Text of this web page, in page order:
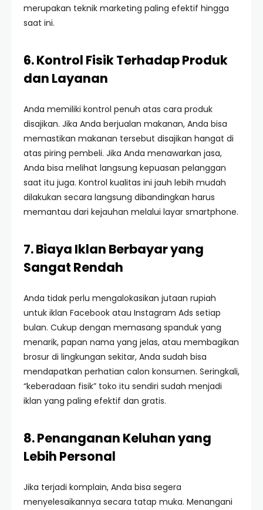
merupakan teknik marketing paling efektif hingga
saat ini.
6. Kontrol Fisik Terhadap Produk
dan Layanan
Anda memiliki kontrol penuh atas cara produk
disajikan. Jika Anda berjualan makanan, Anda bisa
memastikan makanan tersebut disajikan hangat di
atas piring pembeli. Jika Anda menawarkan jasa,
Anda bisa melihat langsung kepuasan pelanggan
saat itu juga. Kontrol kualitas ini jauh lebih mudah
dilakukan secara langsung dibandingkan harus
memantau dari kejauhan melalui layar smartphone.
7. Biaya Iklan Berbayar yang
Sangat Rendah
Anda tidak perlu mengalokasikan jutaan rupiah
untuk iklan Facebook atau Instagram Ads setiap
bulan. Cukup dengan memasang spanduk yang
menarik, papan nama yang jelas, atau membagikan
brosur di lingkungan sekitar, Anda sudah bisa
mendapatkan perhatian calon konsumen. Seringkali,
“keberadaan fisik” toko itu sendiri sudah menjadi
iklan yang paling efektif dan gratis.
8. Penanganan Keluhan yang
Lebih Personal
Jika terjadi komplain, Anda bisa segera
menyelesaikannya secara tatap muka. Menangani